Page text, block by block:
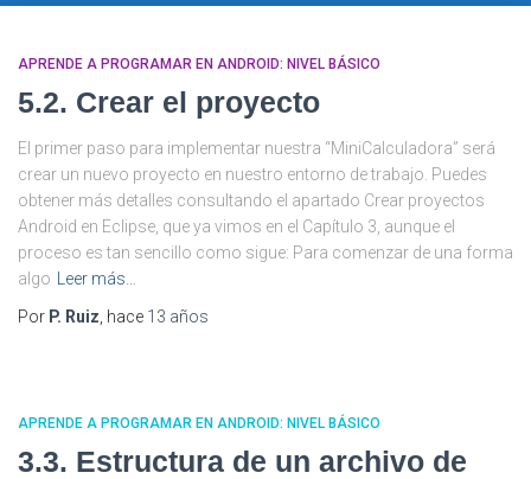
APRENDE A PROGRAMAR EN ANDROID: NIVEL BÁSICO
5.2. Crear el proyecto
El primer paso para implementar nuestra “MiniCalculadora” será
crear un nuevo proyecto en nuestro entorno de trabajo. Puedes
obtener más detalles consultando el apartado Crear proyectos
Android en Eclipse, que ya vimos en el Capítulo 3, aunque el
proceso es tan sencillo como sigue: Para comenzar de una forma
algo
Leer más…
Por P. Ruiz , hace 13 años
APRENDE A PROGRAMAR EN ANDROID: NIVEL BÁSICO
3.3. Estructura de un archivo de